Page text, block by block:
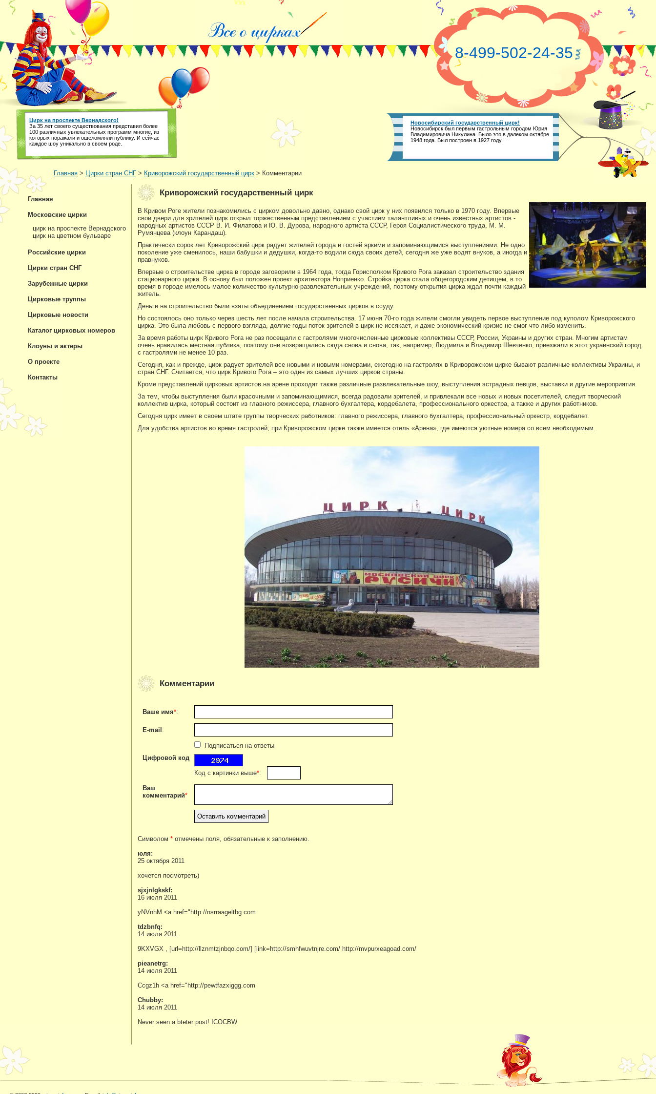
8-499-502-24-35
Цирк на проспекте Вернадского!
За 35 лет своего существования представил более
100 различных увлекательных программ многие, из
которых поражали и ошеломляли публику. И сейчас
каждое шоу уникально в своем роде.
Новосибирский государственный цирк!
Новосибирск был первым гастрольным городом Юрия
Владимировича Никулина. Было это в далеком октябре
1948 года. Был построен в 1927 году.
Главная > Цирки стран СНГ > Криворожский государственный цирк > Комментарии
Криворожский государственный цирк
В Кривом Роге жители познакомились с цирком довольно давно, однако свой цирк у них появился только в 1970 году. Впервые
свои двери для зрителей цирк открыл торжественным представлением с участием талантливых и очень известных артистов -
народных артистов СССР В. И. Филатова и Ю. В. Дурова, народного артиста СССР, Героя Социалистического труда, М. М.
Румянцева (клоун Карандаш).
Практически сорок лет Криворожский цирк радует жителей города и гостей яркими и запоминающимися выступлениями. Не одно
поколение уже сменилось, наши бабушки и дедушки, когда-то водили сюда своих детей, сегодня же уже водят внуков, а иногда и
правнуков.
Впервые о строительстве цирка в городе заговорили в 1964 года, тогда Горисполком Кривого Рога заказал строительство здания
стационарного цирка. В основу был положен проект архитектора Ноприенко. Стройка цирка стала общегородским детищем, в то
время в городе имелось малое количество культурно-развлекательных учреждений, поэтому открытия цирка ждал почти каждый
житель.
Деньги на строительство были взяты объединением государственных цирков в ссуду.
Но состоялось оно только через шесть лет после начала строительства. 17 июня 70-го года жители смогли увидеть первое выступление под куполом Криворожского
цирка. Это была любовь с первого взгляда, долгие годы поток зрителей в цирк не иссякает, и даже экономический кризис не смог что-либо изменить.
За время работы цирк Кривого Рога не раз посещали с гастролями многочисленные цирковые коллективы СССР, России, Украины и других стран. Многим артистам
очень нравилась местная публика, поэтому они возвращались сюда снова и снова, так, например, Людмила и Владимир Шевченко, приезжали в этот украинский город
с гастролями не менее 10 раз.
Сегодня, как и прежде, цирк радует зрителей все новыми и новыми номерами, ежегодно на гастролях в Криворожском цирке бывают различные коллективы Украины, и
стран СНГ. Считается, что цирк Кривого Рога – это один из самых лучших цирков страны.
Кроме представлений цирковых артистов на арене проходят также различные развлекательные шоу, выступления эстрадных певцов, выставки и другие мероприятия.
За тем, чтобы выступления были красочными и запоминающимися, всегда радовали зрителей, и привлекали все новых и новых посетителей, следит творческий
коллектив цирка, который состоит из главного режиссера, главного бухгалтера, кордебалета, профессионального оркестра, а также и других работников.
Сегодня цирк имеет в своем штате группы творческих работников: главного режиссера, главного бухгалтера, профессиональный оркестр, кордебалет.
Для удобства артистов во время гастролей, при Криворожском цирке также имеется отель «Арена», где имеются уютные номера со всем необходимым.
Комментарии
Ваше имя*:
E-mail :
Подписаться на ответы
Цифровой код
Код с картинки выше*:
Ваш
комментарий*
Символом * отмечены поля, обязательные к заполнению.
юля:
25 октября 2011
хочется посмотреть)
sjxjnlgkskf:
16 июля 2011
yNVnhM <a href="http://nsrraageltbg.com
tdzbnfq:
14 июля 2011
9KXVGX , [url=http://llznmtzjnbqo.com/] [link=http://smhfwuvtnjre.com/ http://mvpurxeagoad.com/
pieanetrg:
14 июля 2011
Ccgz1h <a href="http://pewtfazxiggg.com
Chubby:
14 июля 2011
Never seen a bteter post! ICOCBW
Главная
Московские цирки
цирк на проспекте Вернадского
цирк на цветном бульваре
Российские цирки
Цирки стран СНГ
Зарубежные цирки
Цирковые труппы
Цирковые новости
Каталог цирковых номеров
Клоуны и актеры
О проекте
Контакты